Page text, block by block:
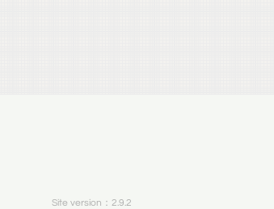
Site version：2.9.2